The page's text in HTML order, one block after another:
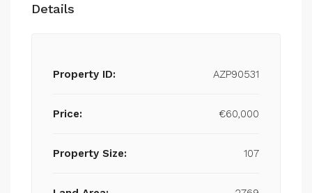
Details
Property ID: AZP90531
Price: €60,000
Property Size: 107